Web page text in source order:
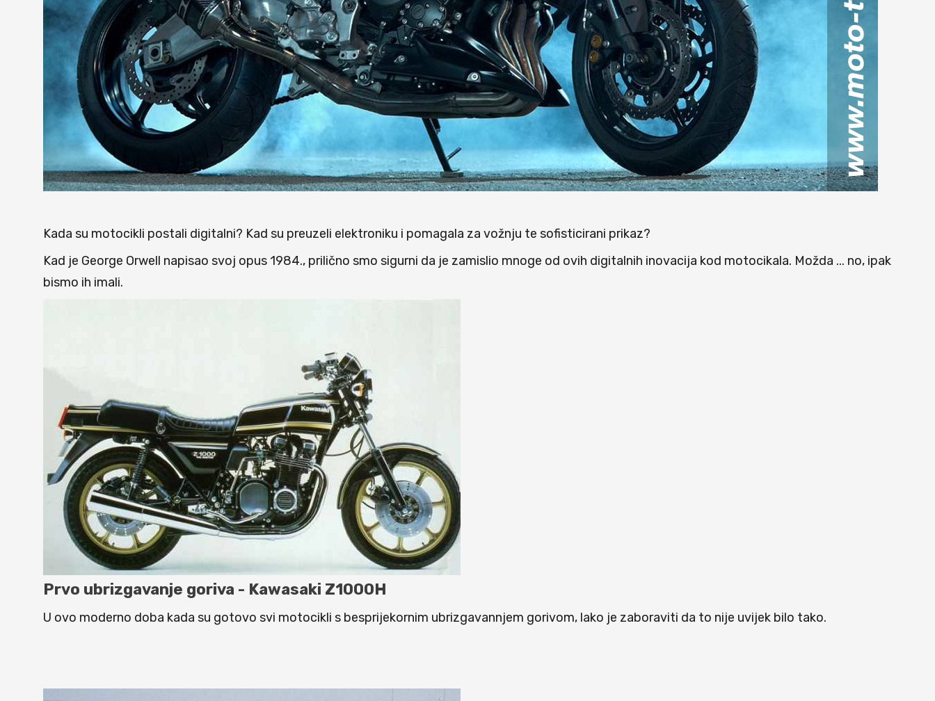
Kada su motocikli postali digitalni? Kad su preuzeli elektroniku i pomagala za vožnju te sofisticirani prikaz?
Kad je George Orwell napisao svoj opus 1984., prilično smo sigurni da je zamislio mnoge od ovih digitalnih inovacija kod motocikala. Možda ... no, ipak
bismo ih imali.
Prvo ubrizgavanje goriva - Kawasaki Z1000H
U ovo moderno doba kada su gotovo svi motocikli s besprijekornim ubrizgavannjem gorivom, lako je zaboraviti da to nije uvijek bilo tako.